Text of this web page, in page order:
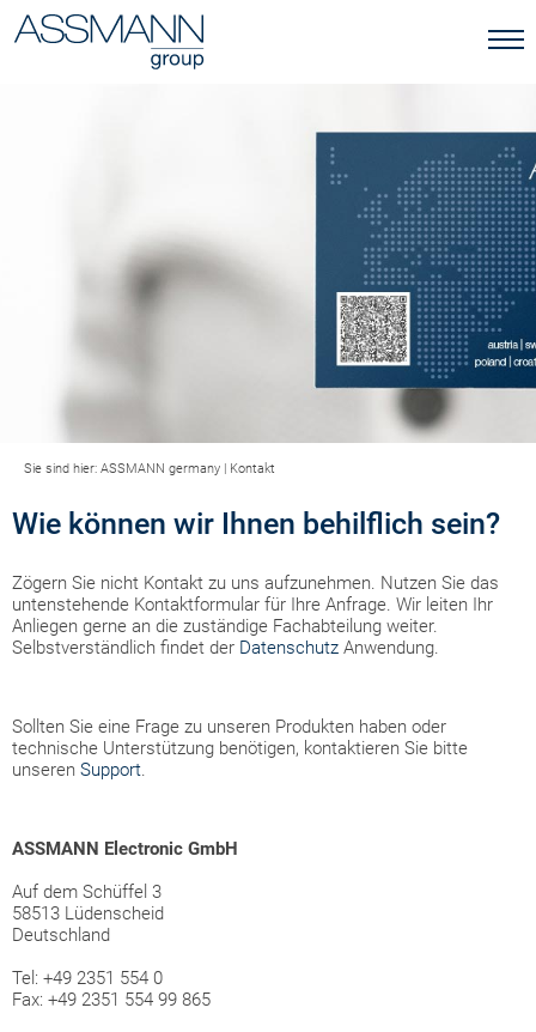
Sie sind hier: ASSMANN germany | Kontakt
Wie können wir Ihnen behilflich sein?
Zögern Sie nicht Kontakt zu uns aufzunehmen. Nutzen Sie das
untenstehende Kontaktformular für Ihre Anfrage. Wir leiten Ihr
Anliegen gerne an die zuständige Fachabteilung weiter.
Selbstverständlich findet der Datenschutz Anwendung.
Sollten Sie eine Frage zu unseren Produkten haben oder
technische Unterstützung benötigen, kontaktieren Sie bitte
unseren Support.
ASSMANN Electronic GmbH
Auf dem Schüffel 3
58513 Lüdenscheid
Deutschland
Tel: +49 2351 554 0
Fax: +49 2351 554 99 865